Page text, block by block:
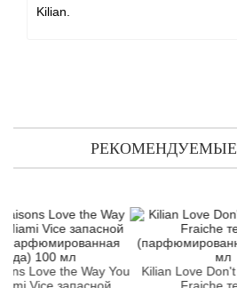
Kilian.
the Way You
Kilian Love Don't Be
Antonia's Flowers
Antonio Banderas
Antonio Puig